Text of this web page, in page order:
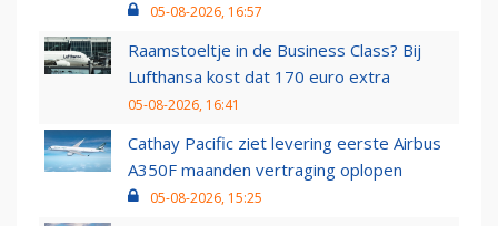
05-08-2026, 16:57
Raamstoeltje in de Business Class? Bij
Lufthansa kost dat 170 euro extra
05-08-2026, 16:41
Cathay Pacific ziet levering eerste Airbus
A350F maanden vertraging oplopen
05-08-2026, 15:25